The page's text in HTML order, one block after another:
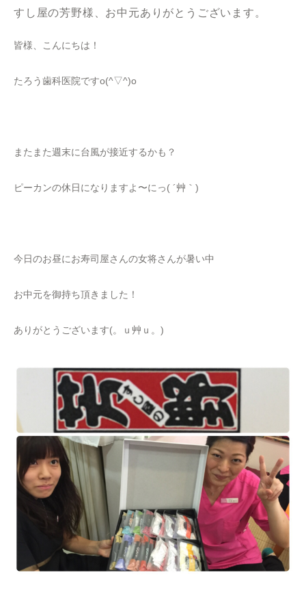
すし屋の芳野様、お中元ありがとうございます。
皆様、こんにちは！
たろう歯科医院ですo(^▽^)o
またまた週末に台風が接近するかも？
ピーカンの休日になりますよ〜にっ( ´艸｀)
今日のお昼にお寿司屋さんの女将さんが暑い中
お中元を御持ち頂きました！
ありがとうございます(。ｕ艸ｕ。)